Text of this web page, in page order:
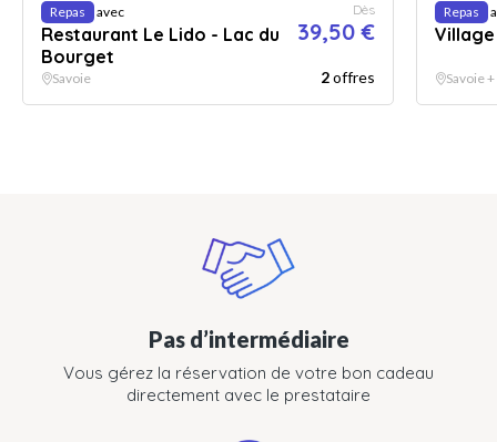
Repas avec
Restaurant Le Lido - Lac du
Bourget
Dès
39,50 €
Savoie 2offres
Repas
Savoie
Pas d’intermédiaire
Vous gérez la réservation de votre bon cadeau
directement avec le prestataire